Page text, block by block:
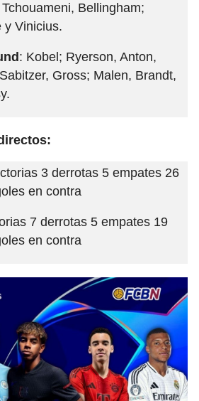
Bellingham;
y Vinicius.
: Kobel; Ryerson, Anton,
Gross; Malen, Brandt,
3 derrotas 5 empates 26
en contra
7 derrotas 5 empates 19
en contra